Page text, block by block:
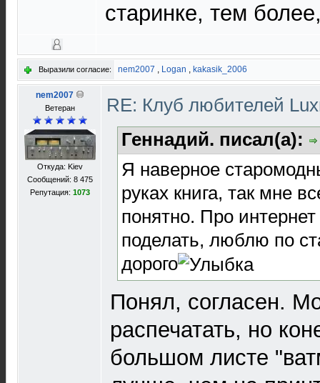
старинке, тем
Выразили согласие: nem2007 , Logan , kakasik_2006
nem2007
Ветеран
Откуда: Kiev
Сообщений: 8 475
Репутация: 1073
RE: Клуб любителей
Геннадий. писал(а):
Я наверное
руках книга, так мне
понятно. Про
поделать, люблю по
дорого
Понял, согласен.
распечатать, но
большом листе